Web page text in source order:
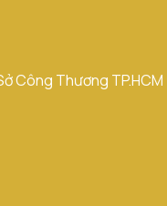
Công Thương TP.HCM